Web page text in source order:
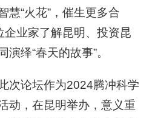
慧“火花”，催生更多合
企业家了解昆明、投资昆
绎“春天的故事”。
次论坛作为2024腾冲科学
动，在昆明举办，意义重